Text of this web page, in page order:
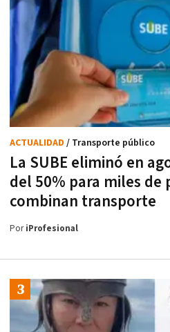
La SUBE eliminó en
del 50% para miles de
combinan transporte
ACTUALIDAD / Transporte público
PoriProfesional